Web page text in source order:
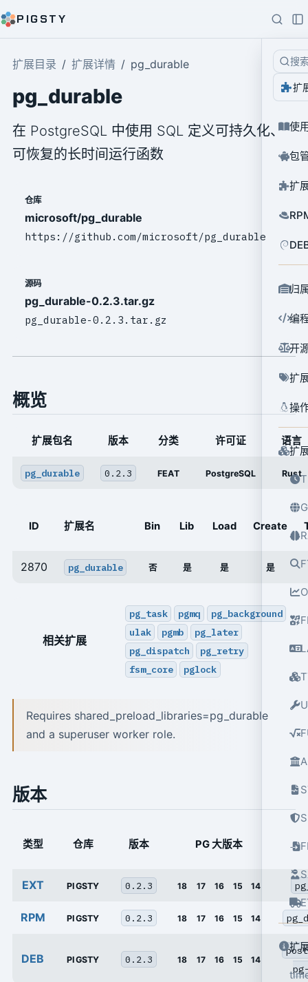
PIGSTY
搜
扩
使
包
扩
归
编
开
扩
操
扩
扩
扩展目录 扩展详情 pg_durable
pg_durable
在 PostgreSQL 中使用 SQL 定义可持久化、
可恢复的长时间运行函数
仓库
microsoft/pg_durable
https://github.com/microsoft/pg_durable
源码
pg_durable-0.2.3.tar.gz
pg_durable-0.2.3.tar.gz
概览
扩展包名 版本 分类 许可证 语言
pg_durable 0.2.3 FEAT PostgreSQL Rust
ID 扩展名 Bin Lib Load Create
2870 pg_durable 否 是 是 是
相关扩展
pg_task pgmq
pg_background
ulak
pgmb
pg_later
pg_dispatch
pg_retry
fsm_core
pglock
Requires shared_preload_libraries=pg_durable
and a superuser worker role.
版本
类型 仓库 版本 PG 大版本
EXT PIGSTY 0.2.3 18 17 16 15 14
RPM PIGSTY 0.2.3 18 17 16 15 14
DEB PIGSTY 0.2.3 18 17 16 15 14